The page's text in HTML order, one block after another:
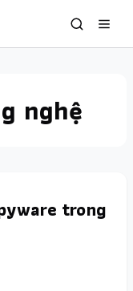
nghệ
trong